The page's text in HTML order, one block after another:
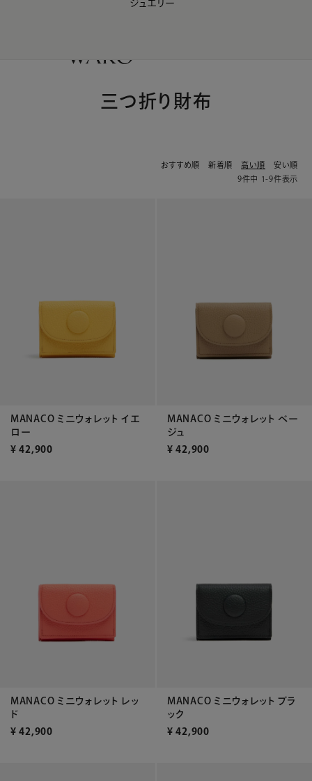
WAKO Membership Program連携はこちら
ジュエリー
三つ折り財布
おすすめ順 新着順 高い順
安い順
9件中 1-9件表示
MANACO ミニウォレット イエ
ロー
¥ 42,900
MANACO ミニウォレット ベー
ジュ
¥ 42,900
MANACO ミニウォレット レッ
ド
¥ 42,900
MANACO ミニウォレット ブラ
ック
¥ 42,900